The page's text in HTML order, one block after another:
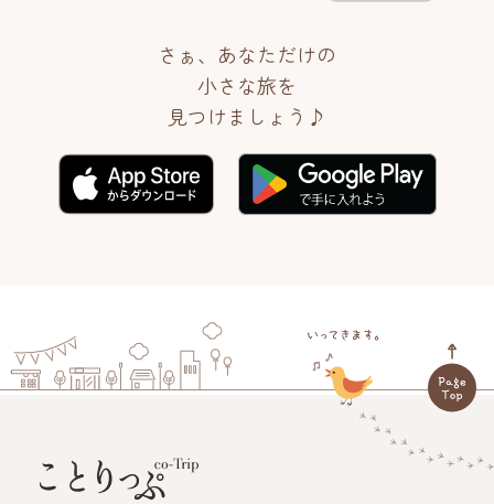
さぁ、あなただけの
小さな旅を
見つけましょう♪